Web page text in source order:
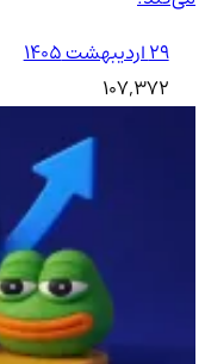
۲۹ اردیبهشت ۱۴۰۵
107,372